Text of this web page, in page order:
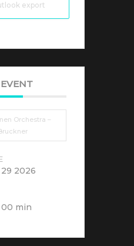
export
Orchestra –
2026
00 min